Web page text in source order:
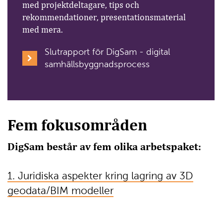
med projektdeltagare, tips och
rekommendationer, presentationsmaterial
med mera.
Slutrapport för DigSam - digital
samhällsbyggnadsprocess
Fem fokusområden
DigSam består av fem olika arbetspaket:
1. Juridiska aspekter kring lagring av 3D
geodata/BIM modeller